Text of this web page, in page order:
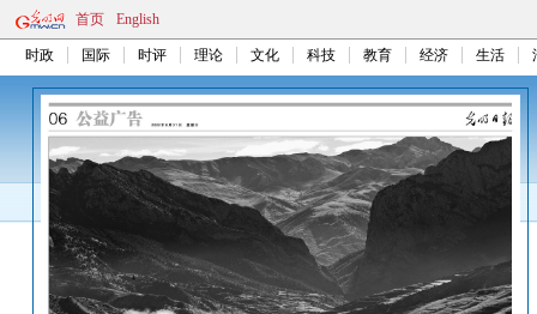
首页 English
时政 国际 时评 理论 文化 科技 教育 经济 生活